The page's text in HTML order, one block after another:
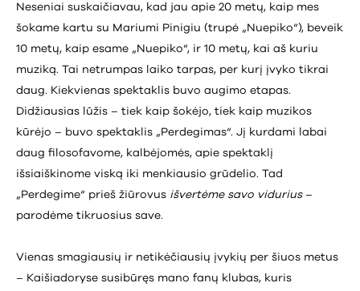
Neseniai suskaičiavau, kad jau apie 20 metų, kaip mes
šokame kartu su Mariumi Pinigiu (trupė „Nuepiko“), beveik
10 metų, kaip esame „Nuepiko“, ir 10 metų, kai aš kuriu
muziką. Tai netrumpas laiko tarpas, per kurį įvyko tikrai
daug. Kiekvienas spektaklis buvo augimo etapas.
Didžiausias lūžis – tiek kaip šokėjo, tiek kaip muzikos
kūrėjo – buvo spektaklis „Perdegimas“. Jį kurdami labai
daug filosofavome, kalbėjomės, apie spektaklį
išsiaiškinome viską iki menkiausio grūdelio. Tad
„Perdegime“ prieš žiūrovus išvertėme savo vidurius–
parodėme tikruosius save.
Vienas smagiausių ir netikėčiausių įvykių per šiuos metus
– Kaišiadoryse susibūręs mano fanų klubas, kuris